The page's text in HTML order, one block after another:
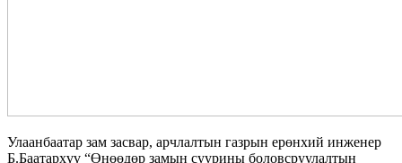
Улаанбаатар зам засвар, арчлалтын газрын ерөнхий инженер
Б.Баатархүү “Өнөөдөр замын суурины боловсруулалтын